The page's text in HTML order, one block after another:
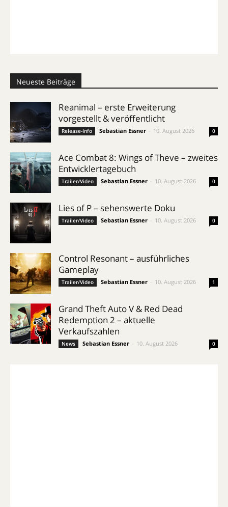
Neueste Beiträge
Reanimal – erste Erweiterung
vorgestellt & veröffentlicht
Release-Info Sebastian Essner 10. August 2026 0
Ace Combat 8: Wings of Theve – zweites
Entwicklertagebuch
Trailer/Video Sebastian Essner 10. August 2026 0
Lies of P – sehenswerte Doku
Trailer/Video Sebastian Essner 10. August 2026 0
Control Resonant – ausführliches
Gameplay
Trailer/Video Sebastian Essner 10. August 2026 1
Grand Theft Auto V & Red Dead
Redemption 2 – aktuelle
Verkaufszahlen
News Sebastian Essner 10. August 2026 0